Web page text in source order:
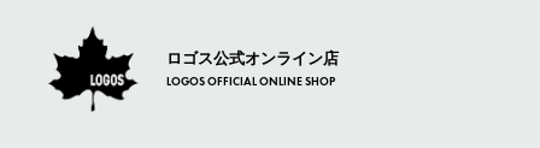
ロゴス公式オンライン店
LOGOS OFFICIAL ONLINE SHOP